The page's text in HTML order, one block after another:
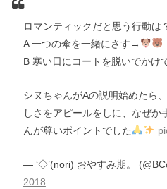
ロマンティックだと思う行動は
A 一つの傘を一緒にさす→
B 寒い日にコートを脱いでかけ
シヌちゃんがAの説明始めたら
しさをアピールをしに、なぜか
んが尊いポイントでした
— ‘◇’(nori) おやすみ期。
2018